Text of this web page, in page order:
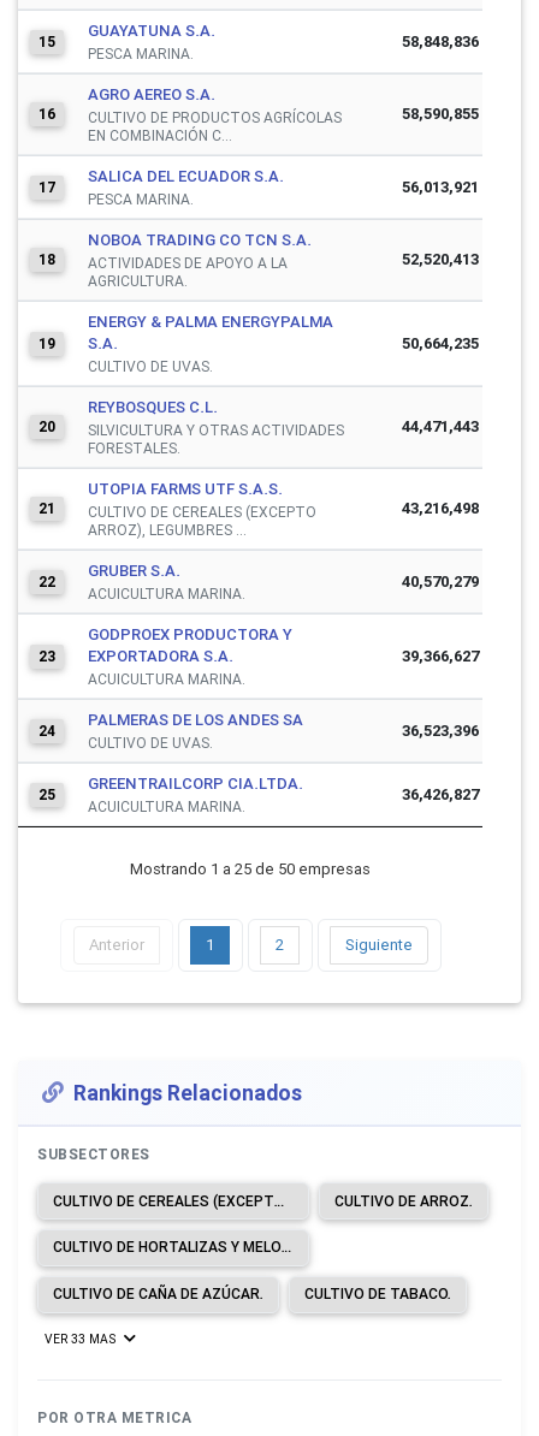
15
GUAYATUNA S.A.
PESCA MARINA.
58,848,836
16
AGRO AEREO S.A.
CULTIVO DE PRODUCTOS AGRÍCOLAS
EN COMBINACIÓN C...
58,590,855
17
SALICA DEL ECUADOR S.A.
PESCA MARINA.
56,013,921
18
NOBOA TRADING CO TCN S.A.
ACTIVIDADES DE APOYO A LA
AGRICULTURA.
52,520,413
19
ENERGY & PALMA ENERGYPALMA
S.A.
CULTIVO DE UVAS.
50,664,235
20
REYBOSQUES C.L.
SILVICULTURA Y OTRAS ACTIVIDADES
FORESTALES.
44,471,443
21
UTOPIA FARMS UTF S.A.S.
CULTIVO DE CEREALES (EXCEPTO
ARROZ), LEGUMBRES ...
43,216,498
22
GRUBER S.A.
ACUICULTURA MARINA.
40,570,279
23
GODPROEX PRODUCTORA Y
EXPORTADORA S.A.
ACUICULTURA MARINA.
39,366,627
24
PALMERAS DE LOS ANDES SA
CULTIVO DE UVAS.
36,523,396
25
GREENTRAILCORP CIA.LTDA.
ACUICULTURA MARINA.
36,426,827
Mostrando 1 a 25 de 50 empresas
Anterior 1 2 Siguiente
Rankings Relacionados
SUBSECTORES
CULTIVO DE CEREALES (EXCEPTO ARROZ), LEGUMBRES Y SEMILLAS OLEAGINOSAS. CULTIVO DE ARROZ.
CULTIVO DE HORTALIZAS Y MELONES, RAÍCES Y TUBÉRCULOS.
CULTIVO DE CAÑA DE AZÚCAR. CULTIVO DE TABACO.
VER 33 MAS
POR OTRA METRICA